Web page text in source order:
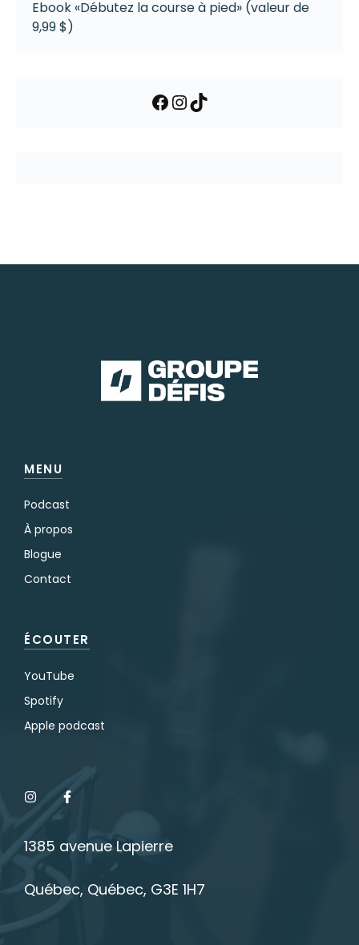
Ebook «Débutez la course à pied» (valeur de
9,99 $)
Facebook
Instagram
TikTok
MENU
Podcast
À propos
Blogue
Contact
ÉCOUTER
YouTube
Spotify
Apple podcast
1385 avenue Lapierre
Québec, Québec, G3E 1H7